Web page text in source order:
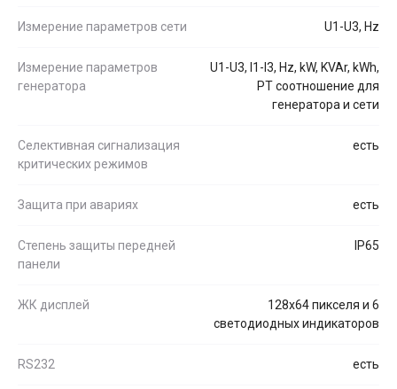
Измерение параметров сети U1-U3, Hz
Измерение параметров
генератора
U1-U3, I1-I3, Hz, kW, KVAr, kWh,
PT соотношение для
генератора и сети
Селективная сигнализация
критических режимов
есть
Защита при авариях есть
Степень защиты передней
панели
IP65
ЖК дисплей
128х64 пикселя и 6
светодиодных индикаторов
RS232 есть